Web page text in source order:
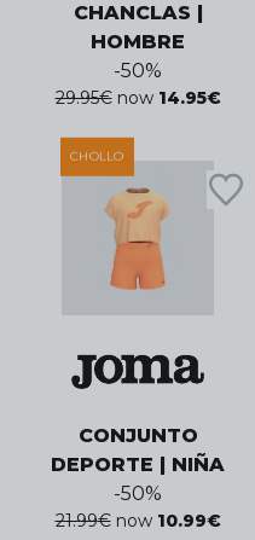
CHANCLAS |
HOMBRE
-50%
29.95€ now 14.95€
CHOLLO
CONJUNTO
DEPORTE | NIÑA
-50%
21.99€ now 10.99€